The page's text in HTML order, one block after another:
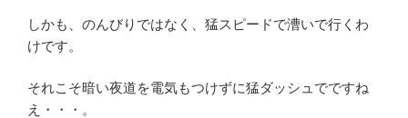
しかも、のんびりではなく、猛スピードで漕いで行くわ
けです。
それこそ暗い夜道を電気もつけずに猛ダッシュでですね
え・・・。